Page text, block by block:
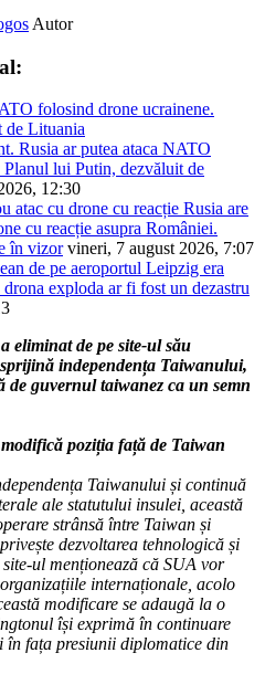
Autor
Rusia ar putea ataca NATO
lui Putin, dezvăluit de
12:30
Rusia are
cu reacție asupra României.
în vizor vineri, 7 august 2026, 7:07
de pe aeroportul Leipzig era
exploda ar fi fost un dezastru
eliminat de pe site-ul său
independența Taiwanului,
de guvernul taiwanez ca un semn
poziția față de Taiwan
Taiwanului și continuă
ale statutului insulei, această
strânsă între Taiwan și
dezvoltarea tehnologică și
ul menționează că SUA vor
internaționale, acolo
modificare se adaugă la o
își exprimă în continuare
fața presiunii diplomatice din